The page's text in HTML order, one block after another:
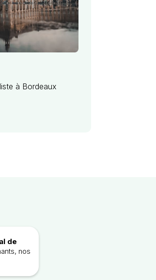
à Bordeaux
de
nos